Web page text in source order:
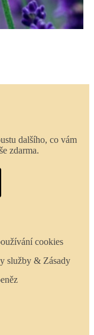
dalšího, co vám
zdarma.
cookies
služby & Zásady